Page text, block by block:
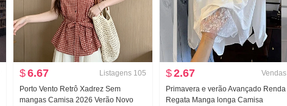
$6.67 Listagens 105
Porto Vento Retrô Xadrez Sem
mangas Camisa 2026 Verão Novo
$2.67 Vendas
Primavera e verão Avançado Renda
Regata Manga longa Camisa